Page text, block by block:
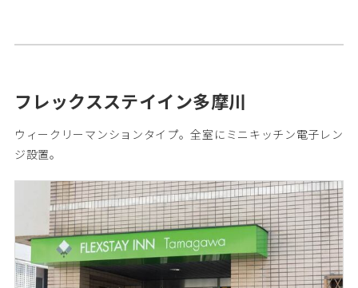
フレックスステイイン多摩川
ウィークリーマンションタイプ。全室にミニキッチン電子レン
ジ設置。